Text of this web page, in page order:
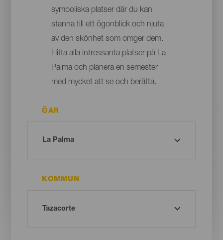
symboliska platser där du kan
stanna till ett ögonblick och njuta
av den skönhet som omger dem.
Hitta alla intressanta platser på La
Palma och planera en semester
med mycket att se och berätta.
ÖAR
KOMMUN